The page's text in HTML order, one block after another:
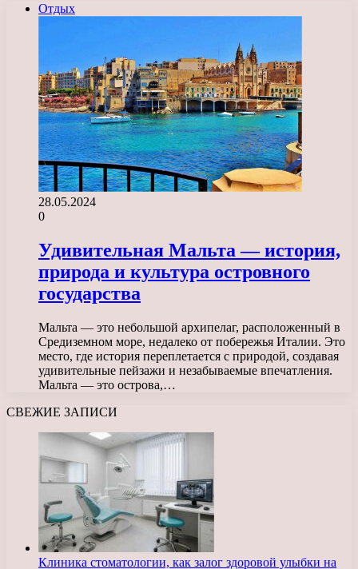
Отдых
28.05.2024
0
Удивительная Мальта — история,
природа и культура островного
государства
Мальта — это небольшой архипелаг, расположенный в
Средиземном море, недалеко от побережья Италии. Это
место, где история переплетается с природой, создавая
удивительные пейзажи и незабываемые впечатления.
Мальта — это острова,…
СВЕЖИЕ ЗАПИСИ
Клиника стоматологии, как залог здоровой улыбки на